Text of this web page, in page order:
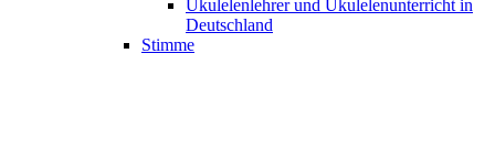
Ukulelenlehrer und Ukulelenunterricht in
Deutschland
Stimme